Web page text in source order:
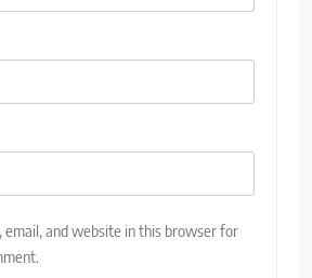
email, and website in this browser for